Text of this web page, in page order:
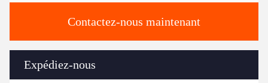
Contactez-nous maintenant
Expédiez-nous